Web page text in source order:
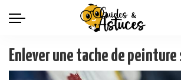
Enlever une tache de peinture